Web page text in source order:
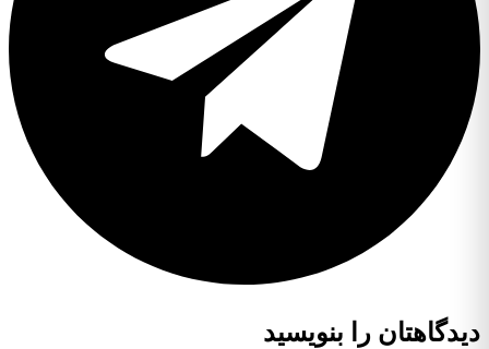
دیدگاهتان را بنویسید